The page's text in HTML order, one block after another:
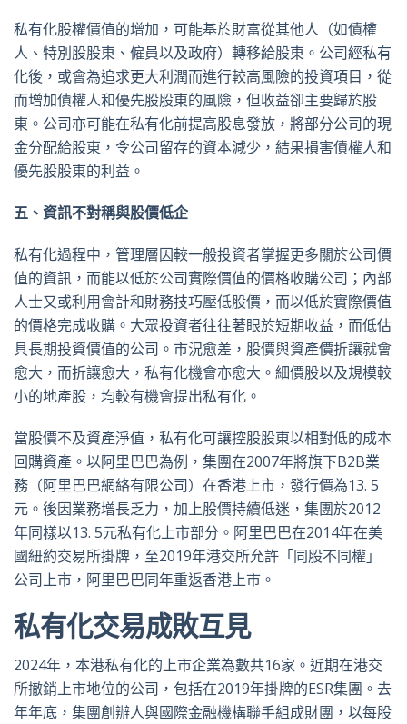
私有化股權價值的增加，可能基於財富從其他人（如債權
人、特別股股東、僱員以及政府）轉移給股東。公司經私有
化後，或會為追求更大利潤而進行較高風險的投資項目，從
而增加債權人和優先股股東的風險，但收益卻主要歸於股
東。公司亦可能在私有化前提高股息發放，將部分公司的現
金分配給股東，令公司留存的資本減少，結果損害債權人和
優先股股東的利益。
五、資訊不對稱與股價低企
私有化過程中，管理層因較一般投資者掌握更多關於公司價
值的資訊，而能以低於公司實際價值的價格收購公司；內部
人士又或利用會計和財務技巧壓低股價，而以低於實際價值
的價格完成收購。大眾投資者往往著眼於短期收益，而低估
具長期投資價值的公司。市況愈差，股價與資產價折讓就會
愈大，而折讓愈大，私有化機會亦愈大。細價股以及規模較
小的地產股，均較有機會提出私有化。
當股價不及資產淨值，私有化可讓控股股東以相對低的成本
回購資產。以阿里巴巴為例，集團在2007年將旗下B2B業
務（阿里巴巴網絡有限公司）在香港上市，發行價為13. 5
元。後因業務增長乏力，加上股價持續低迷，集團於2012
年同樣以13. 5元私有化上市部分。阿里巴巴在2014年在美
國紐約交易所掛牌，至2019年港交所允許「同股不同權」
公司上市，阿里巴巴同年重返香港上市。
私有化交易成敗互見
2024年，本港私有化的上市企業為數共16家。近期在港交
所撤銷上市地位的公司，包括在2019年掛牌的ESR集團。去
年年底，集團創辦人與國際金融機構聯手組成財團，以每股